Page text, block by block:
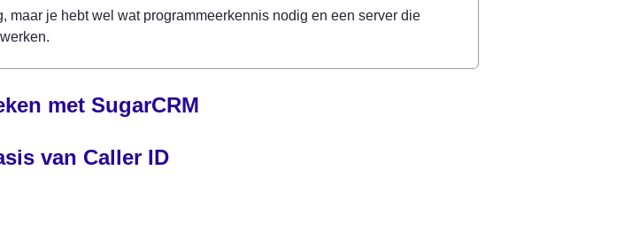
maar je hebt wel wat programmeerkennis nodig en een server die
met SugarCRM
van Caller ID